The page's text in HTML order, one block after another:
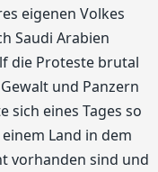
eigenen Volkes
Saudi Arabien
die Proteste brutal
und Panzern
sich eines Tages so
Land in dem
vorhanden sind und